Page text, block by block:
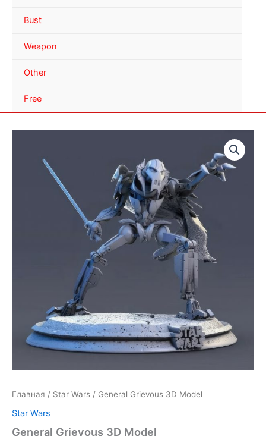
Bust
Weapon
Other
Free
Главная / Star Wars / General Grievous 3D Model
Star Wars
General Grievous 3D Model